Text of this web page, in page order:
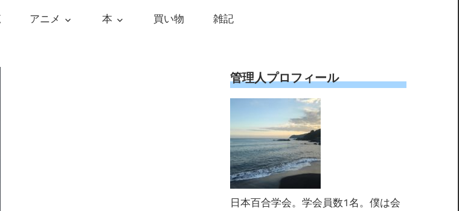
アニメ 本 買い物 雑記
管理人プロフィール
日本百合学会。学会員数1名。僕は会